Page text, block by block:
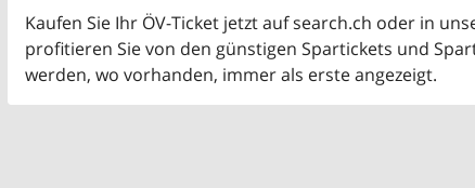
Kaufen Sie Ihr ÖV-Ticket jetzt auf search.ch oder in
profitieren Sie von den günstigen Spartickets und
werden, wo vorhanden, immer als erste angezeigt.